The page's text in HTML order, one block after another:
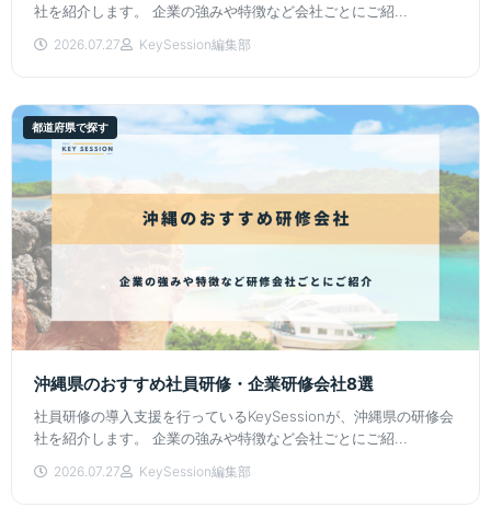
社を紹介します。 企業の強みや特徴など会社ごとにご紹...
2026.07.27 KeySession編集部
都道府県で探す
沖縄県のおすすめ社員研修・企業研修会社8選
社員研修の導入支援を行っているKeySessionが、沖縄県の研修会
社を紹介します。 企業の強みや特徴など会社ごとにご紹...
2026.07.27 KeySession編集部